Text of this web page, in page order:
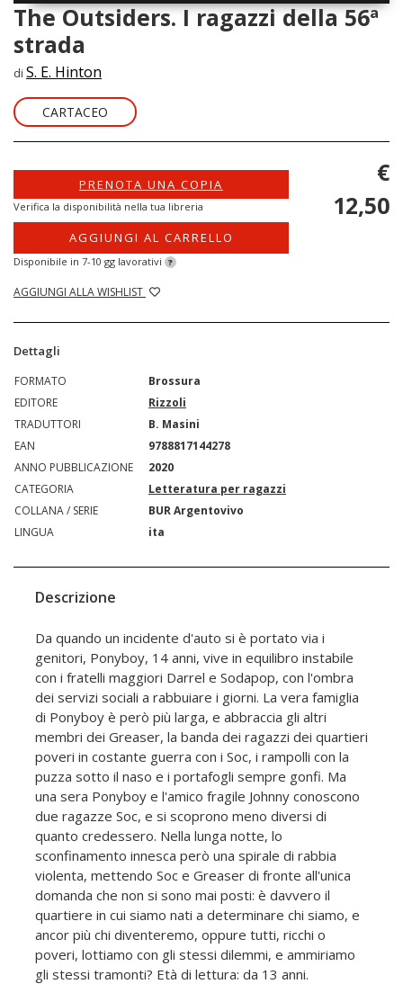
The Outsiders. I ragazzi della 56ª
strada
di S. E. Hinton
CARTACEO
PRENOTA UNA COPIA
Verifica la disponibilità nella tua libreria
AGGIUNGI AL CARRELLO
Disponibile in 7-10 gg lavorativi ?
AGGIUNGI ALLA WISHLIST
€
12,50
Dettagli
FORMATO
Brossura
EDITORE
Rizzoli
TRADUTTORI
B. Masini
EAN
9788817144278
ANNO PUBBLICAZIONE
2020
CATEGORIA
Letteratura per ragazzi
COLLANA / SERIE
BUR Argentovivo
LINGUA
ita
Descrizione
Da quando un incidente d'auto si è portato via i
genitori, Ponyboy, 14 anni, vive in equilibro instabile
con i fratelli maggiori Darrel e Sodapop, con l'ombra
dei servizi sociali a rabbuiare i giorni. La vera famiglia
di Ponyboy è però più larga, e abbraccia gli altri
membri dei Greaser, la banda dei ragazzi dei quartieri
poveri in costante guerra con i Soc, i rampolli con la
puzza sotto il naso e i portafogli sempre gonfi. Ma
una sera Ponyboy e l'amico fragile Johnny conoscono
due ragazze Soc, e si scoprono meno diversi di
quanto credessero. Nella lunga notte, lo
sconfinamento innesca però una spirale di rabbia
violenta, mettendo Soc e Greaser di fronte all'unica
domanda che non si sono mai posti: è davvero il
quartiere in cui siamo nati a determinare chi siamo, e
ancor più chi diventeremo, oppure tutti, ricchi o
poveri, lottiamo con gli stessi dilemmi, e ammiriamo
gli stessi tramonti? Età di lettura: da 13 anni.